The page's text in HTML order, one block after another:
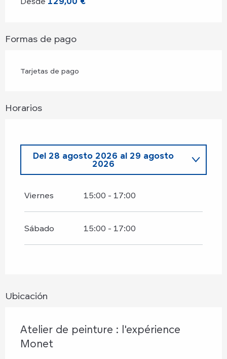
Formas de pago
Tarjetas de pago
Horarios
Del 28 agosto 2026 al 29 agosto
2026
Sábado 12 septiembre 2026
Sábado 14 noviembre 2026
Viernes 15:00 - 17:00
Sábado 15:00 - 17:00
Ubicación
Atelier de peinture : l'expérience
Monet